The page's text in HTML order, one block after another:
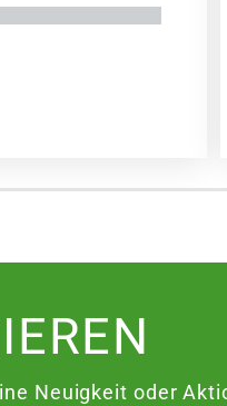
Neuigkeit oder